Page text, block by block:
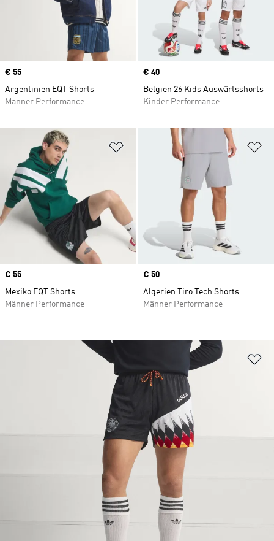
Price
€ 55
Argentinien EQT Shorts
Männer Performance
Price
€ 40
Belgien 26 Kids Auswärtsshorts
Kinder Performance
Zur Wunschliste hinzufügen
Price
€ 55
Mexiko EQT Shorts
Männer Performance
Price
€ 50
Algerien Tiro Tech Shorts
Männer Performance